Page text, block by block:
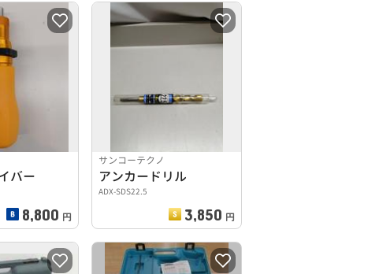
バー
8,800 円
サンコーテクノ
アンカードリル
ADX-SDS22.5
3,850 円